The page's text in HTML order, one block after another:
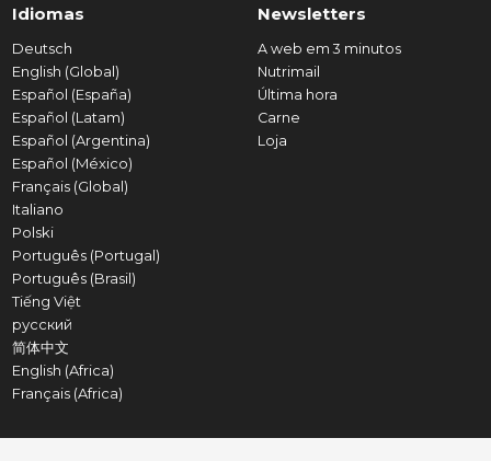
Idiomas
Deutsch
English (Global)
Español (España)
Español (Latam)
Español (Argentina)
Español (México)
Français (Global)
Italiano
Polski
Português (Portugal)
Português (Brasil)
Tiếng Việt
русский
简体中文
English (Africa)
Français (Africa)
Newsletters
A web em 3 minutos
Nutrimail
Última hora
Carne
Loja